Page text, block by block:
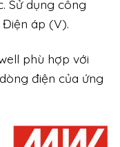
Sử dụng công
áp (V).
phù hợp với
điện của ứng